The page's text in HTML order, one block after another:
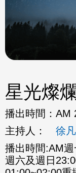
星光燦爛
播出時間： AM
主持人：
徐凡
播出時間:AM
週六及週日